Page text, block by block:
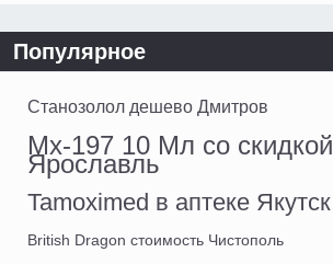
Популярное
Станозолол дешево Дмитров
Mx-197 10 Мл со скидкой
Ярославль
Tamoximed в аптеке Якутск
British Dragon стоимость Чистополь